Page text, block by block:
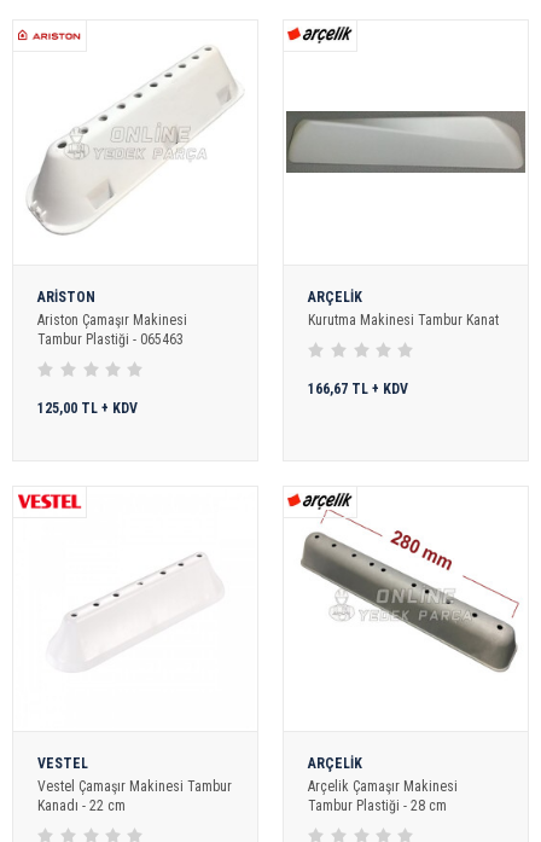
ARİSTON
Ariston Çamaşır Makinesi
Tambur Plastiği - 065463
125,00 TL + KDV
ARÇELİK
Kurutma Makinesi Tambur Kanat
166,67 TL + KDV
VESTEL
Vestel Çamaşır Makinesi Tambur
Kanadı - 22 cm
ARÇELİK
Arçelik Çamaşır Makinesi
Tambur Plastiği - 28 cm